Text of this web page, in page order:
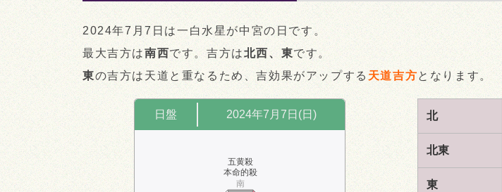
2024年7月7日は一白水星が中宮の日です。
最大吉方は南西です。吉方は北西、東です。
東の吉方は天道と重なるため、吉効果がアップする 天道吉方となります。
日盤 2024年7月7日(日)
五黄殺
本命的殺
南
北
北東
東